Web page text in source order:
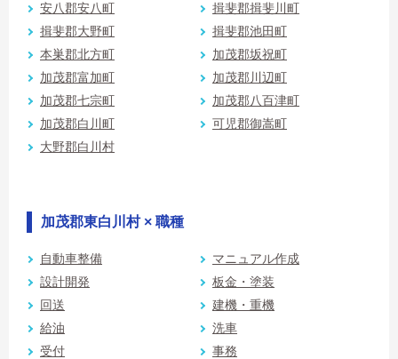
安八郡安八町
揖斐郡揖斐川町
揖斐郡大野町
揖斐郡池田町
本巣郡北方町
加茂郡坂祝町
加茂郡富加町
加茂郡川辺町
加茂郡七宗町
加茂郡八百津町
加茂郡白川町
可児郡御嵩町
大野郡白川村
加茂郡東白川村 × 職種
自動車整備
マニュアル作成
設計開発
板金・塗装
回送
建機・重機
給油
洗車
受付
事務